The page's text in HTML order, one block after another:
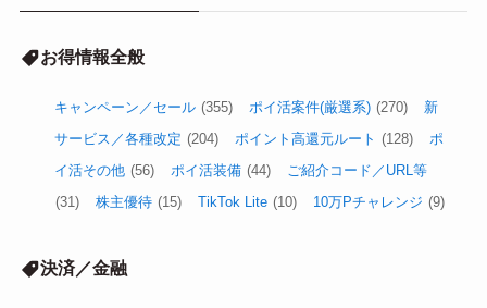
お得情報全般
キャンペーン／セール (355) ポイ活案件(厳選系) (270)
新
サービス／各種改定 (204) ポイント高還元ルート (128)
ポ
イ活その他 (56) ポイ活装備 (44)
ご紹介コード／URL等
(31)
株主優待 (15) TikTok Lite (10) 10万Pチャレンジ (9)
決済／金融